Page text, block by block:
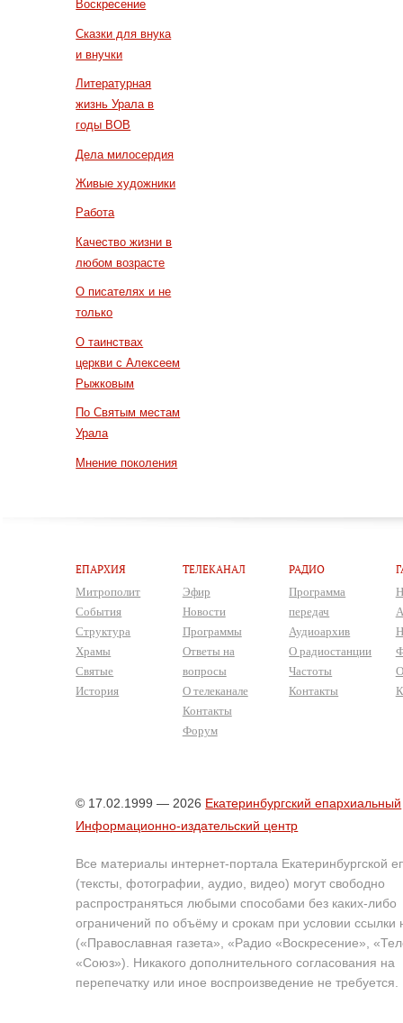
Воскресение
Сказки для внука
и внучки
Литературная
жизнь Урала в
годы ВОВ
Дела милосердия
Живые художники
Работа
Качество жизни в
любом возрасте
О писателях и не
только
О таинствах
церкви с Алексеем
Рыжковым
По Святым местам
Урала
Мнение поколения
ЕПАРХИЯ
Митрополит
События
Структура
Храмы
Святые
История
ТЕЛЕКАНАЛ
Эфир
Новости
Программы
Ответы на
вопросы
О телеканале
Контакты
Форум
РАДИО
Программа
передач
Аудиоархив
О радиостанции
Частоты
Контакты
© 17.02.1999 — 2026 Екатеринбургский епархиальный
Информационно-издательский центр
Все материалы интернет-портала Екатеринбургской
(тексты, фотографии, аудио, видео) могут свободно
распространяться любыми способами без каких-либо
ограничений по объёму и срокам при условии ссылки
(«Православная газета», «Радио «Воскресение»,
«Союз»). Никакого дополнительного согласования на
перепечатку или иное воспроизведение не требуется.